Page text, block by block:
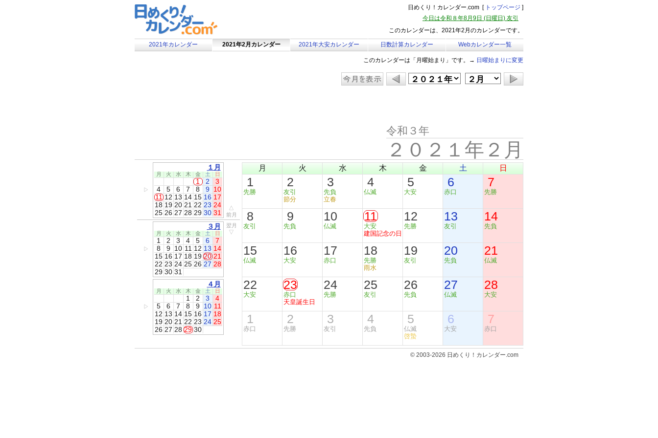
日めくり！カレンダー.com [ トップページ ]
今日は令和８年8月9日 (日曜日) 友引
このカレンダーは、2021年2月のカレンダーです。
2021年カレンダー 2021年2月カレンダー 2021年大安カレンダー 日数計算カレンダー Webカレンダー一覧
このカレンダーは「月曜始まり」です。→ 日曜始まりに変更
令和３年
２０２１年２月
▷
１月
月 火 水 木 金 土 日
1 2
3
4
5 6 7 8 9
10
11 12 13 14 15 16 17
18 19 20 21 22 23 24
25 26 27 28 29 30 31
△
前月
▷
３月
月 火 水 木 金 土 日
1 2 3 4 5 6
7
8
9 10 11 12 13 14
15 16 17 18 19 20 21
22 23 24 25 26 27 28
29 30 31
翌月
▽
▷
４月
月 火 水 木 金 土 日
1 2 3
4
5
6 7 8 9 10 11
12 13 14 15 16 17 18
19 20 21 22 23 24 25
26 27 28 29 30
月 火 水 木 金 土 日
1
先勝
2
友引
節分
3
先負
立春
4
仏滅
5
大安
6
赤口
7
先勝
8
友引
9
先負
10
仏滅
11
大安
建国記念の日
12
先勝
13
友引
14
先負
15
仏滅
16
大安
17
赤口
18
先勝
雨水
19
友引
20
先負
21
仏滅
22
大安
23
赤口
天皇誕生日
24
先勝
25
友引
26
先負
27
仏滅
28
大安
1
赤口
2
先勝
3
友引
4
先負
5
仏滅
啓蟄
6
大安
7
赤口
© 2003-2026 日めくり！カレンダー.com